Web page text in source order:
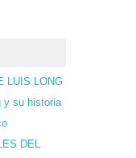
LUIS LONG
y su historia
DEL